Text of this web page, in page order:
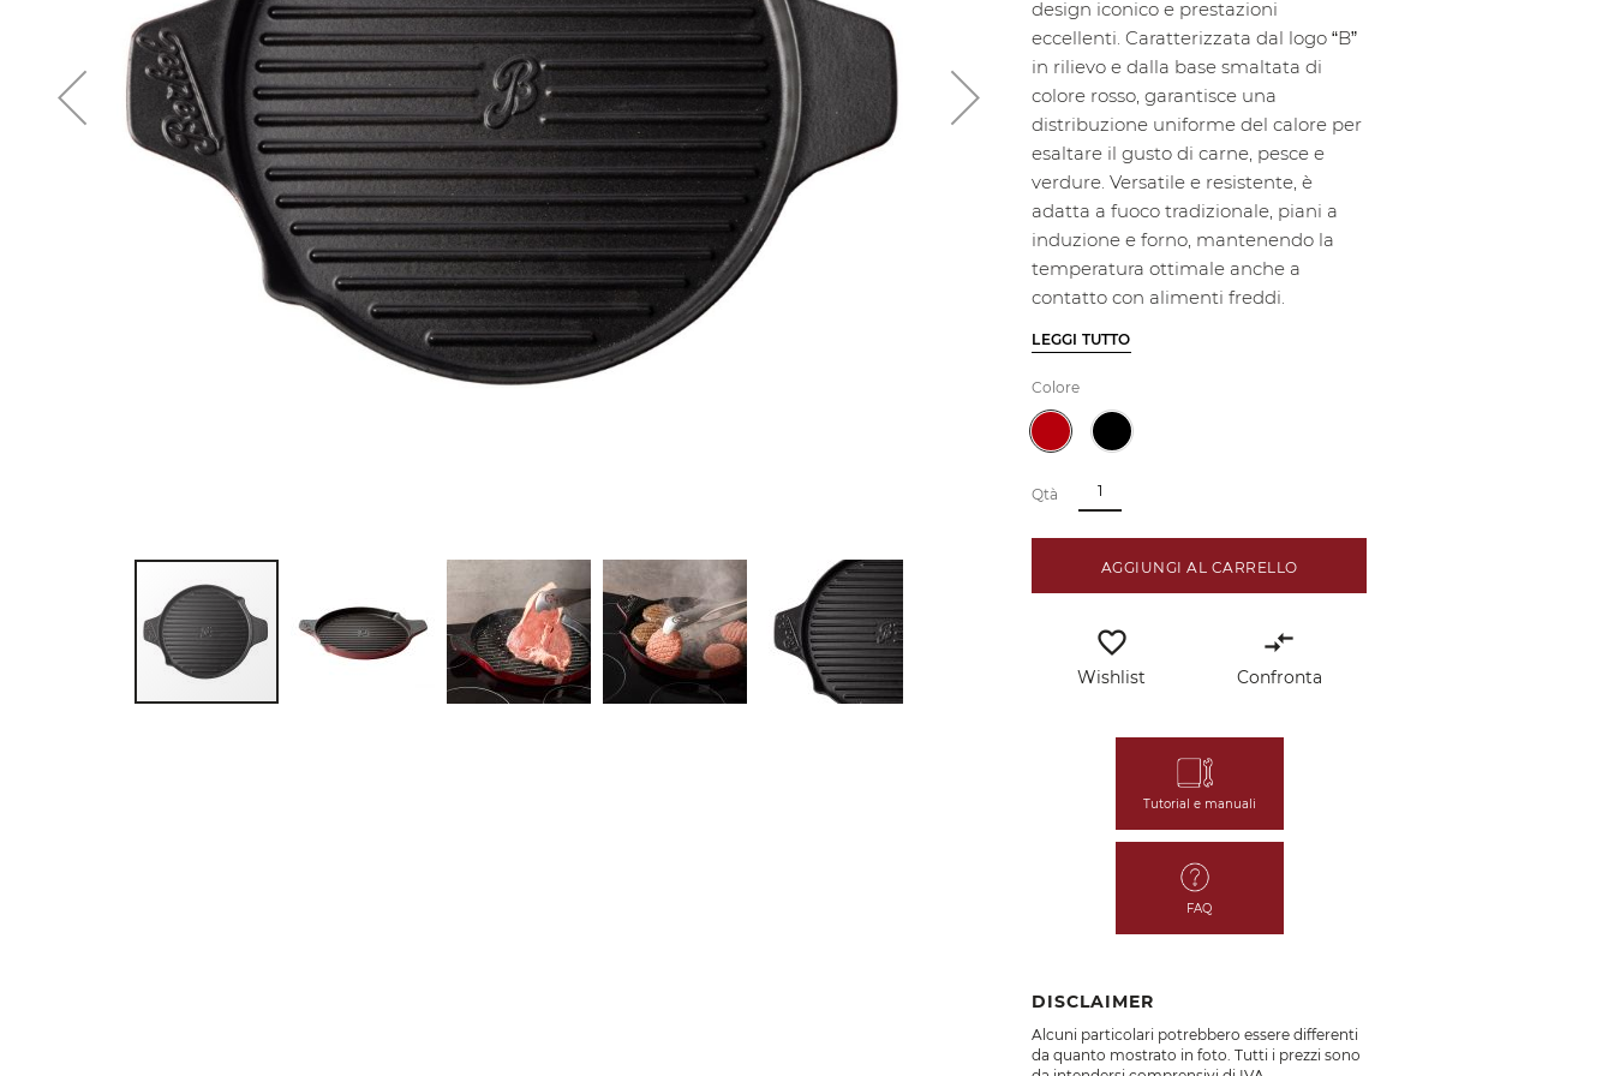
design iconico e prestazioni
eccellenti. Caratterizzata dal logo “B”
in rilievo e dalla base smaltata di
colore rosso, garantisce una
distribuzione uniforme del calore per
esaltare il gusto di carne, pesce e
verdure. Versatile e resistente, è
adatta a fuoco tradizionale, piani a
induzione e forno, mantenendo la
temperatura ottimale anche a
contatto con alimenti freddi.
LEGGI TUTTO
Colore
Qtà
AGGIUNGI AL CARRELLO
favorite_border
Wishlist
compare_arrows
Confronta
Tutorial e manuali
FAQ
DISCLAIMER
Alcuni particolari potrebbero essere differenti
da quanto mostrato in foto. Tutti i prezzi sono